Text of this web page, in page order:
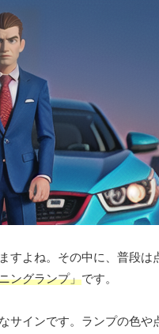
すよね。その中に、普段
ングランプ」です。
インです。ランプの色や